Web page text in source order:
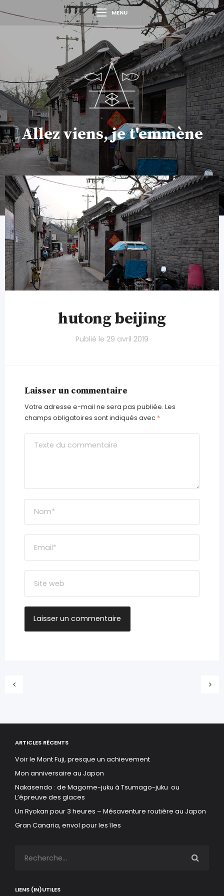
MENU
Allez viens, je t'emmène
hutong beijing
Publié le 29 avril 2019
Laisser un commentaire
Votre adresse e-mail ne sera pas publiée. Les
champs obligatoires sont indiqués avec *
ARTICLES RÉCENTS
Voir le Mont Fuji, presque un achievement
Mon anniversaire au Japon
Nakasendo : de Magome-juku à Tsumago-juku ou
L’épreuve des glaces
Un Ryokan pour 3 heures – Mésaventure routière au Japon
Gran Canaria, envol pour les îles
LIENS (IN)UTILES